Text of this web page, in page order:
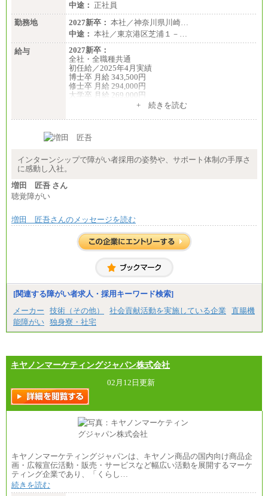
中途： 正社員
勤務地
2027新卒： 本社／神奈川県川崎…
中途： 本社／東京港区芝浦１－…
給与
2027新卒：
全社・全職種共通
初任給／2025年4月実績
博士卒 月給 343,500円
修士卒 月給 294,000円
大学卒 月給 269,000円
※試用期間の給与に変更はございません
中途：
す。
+ 続きを読む
インターンシップで障がい者採用の姿勢や、サポート体制の手厚さ
に感動し入社。
増田 匠吾 さん
聴覚障がい
増田 匠吾さんのメッセージを読む
[関連する障がい者求人・採用キーワード検索]
メーカー
技術（その他） 社会貢献活動を実施している企業
直腸機
能障がい 独身寮・社宅
キヤノンマーケティングジャパン株式会社
02月12日更新
キヤノンマーケティングジャパンは、キヤノン商品の国内向け商品企
画・広報宣伝活動・販売・サービスなど幅広い活動を展開するマーケ
ティング企業であり、「くらし…
続きを読む